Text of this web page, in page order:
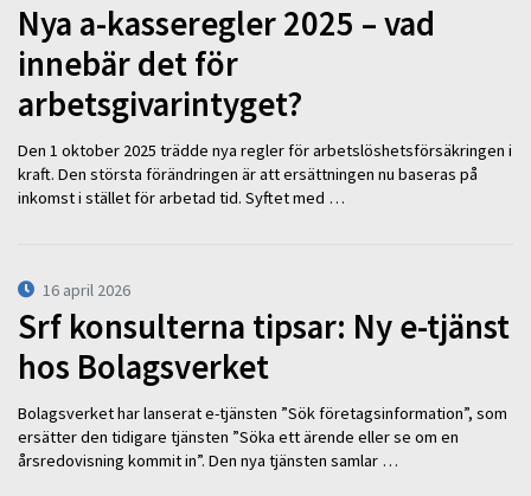
Nya a-kasseregler 2025 – vad
innebär det för
arbetsgivarintyget?
Den 1 oktober 2025 trädde nya regler för arbetslöshetsförsäkringen i
kraft. Den största förändringen är att ersättningen nu baseras på
inkomst i stället för arbetad tid. Syftet med …
16 april 2026
Srf konsulterna tipsar: Ny e-tjänst
hos Bolagsverket
Bolagsverket har lanserat e-tjänsten ”Sök företagsinformation”, som
ersätter den tidigare tjänsten ”Söka ett ärende eller se om en
årsredovisning kommit in”. Den nya tjänsten samlar …